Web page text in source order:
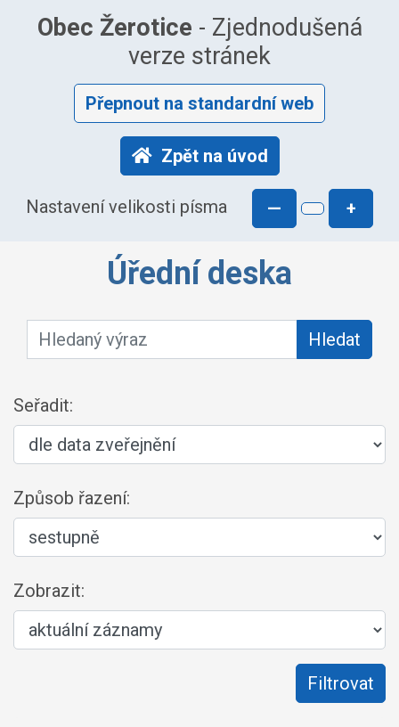
Obec Žerotice - Zjednodušená
verze stránek
Přepnout na standardní web
Zpět na úvod
Nastavení velikosti písma — +
Úřední deska
Hledaný výraz: Hledat
Seřadit:
Způsob řazení:
Zobrazit: